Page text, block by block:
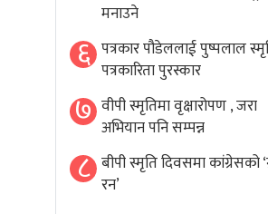
मनाउने
६ पत्रकार पौडेललाई पुष्पलाल
पत्रकारिता पुरस्कार
७ वीपी स्मृतिमा वृक्षारोपण , जरा
अभियान पनि सम्पन्न
८ बीपी स्मृति दिवसमा कांग्रेसको
रन’